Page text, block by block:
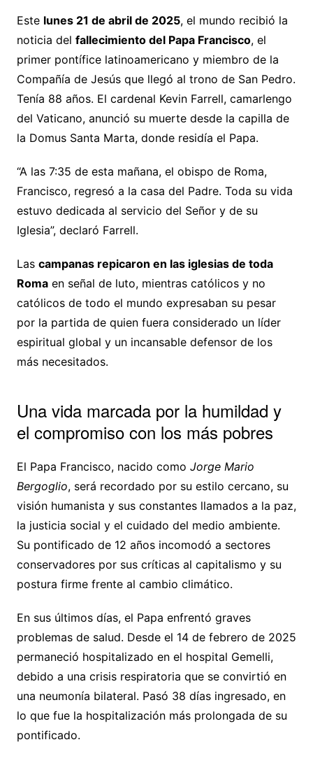
Este lunes 21 de abril de 2025, el mundo recibió la
noticia del fallecimiento del Papa Francisco, el
primer pontífice latinoamericano y miembro de la
Compañía de Jesús que llegó al trono de San Pedro.
Tenía 88 años. El cardenal Kevin Farrell, camarlengo
del Vaticano, anunció su muerte desde la capilla de
la Domus Santa Marta, donde residía el Papa.
“A las 7:35 de esta mañana, el obispo de Roma,
Francisco, regresó a la casa del Padre. Toda su vida
estuvo dedicada al servicio del Señor y de su
Iglesia”, declaró Farrell.
Las campanas repicaron en las iglesias de toda
Romaen señal de luto, mientras católicos y no
católicos de todo el mundo expresaban su pesar
por la partida de quien fuera considerado un líder
espiritual global y un incansable defensor de los
más necesitados.
Una vida marcada por la humildad y
el compromiso con los más pobres
El Papa Francisco, nacido como Jorge Mario
Bergoglio, será recordado por su estilo cercano, su
visión humanista y sus constantes llamados a la paz,
la justicia social y el cuidado del medio ambiente.
Su pontificado de 12 años incomodó a sectores
conservadores por sus críticas al capitalismo y su
postura firme frente al cambio climático.
En sus últimos días, el Papa enfrentó graves
problemas de salud. Desde el 14 de febrero de 2025
permaneció hospitalizado en el hospital Gemelli,
debido a una crisis respiratoria que se convirtió en
una neumonía bilateral. Pasó 38 días ingresado, en
lo que fue la hospitalización más prolongada de su
pontificado.